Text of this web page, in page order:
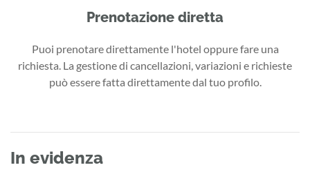
Prenotazione diretta
Puoi prenotare direttamente l'hotel oppure fare una
richiesta. La gestione di cancellazioni, variazioni e richieste
può essere fatta direttamente dal tuo profilo.
In evidenza